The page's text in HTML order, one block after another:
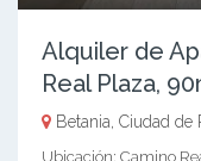
Alquiler de
Real Plaza,
Betania, Ciudad de
Ubicación: Camino